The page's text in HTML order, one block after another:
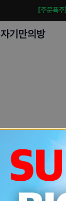
[주문폭주]
자기만의방